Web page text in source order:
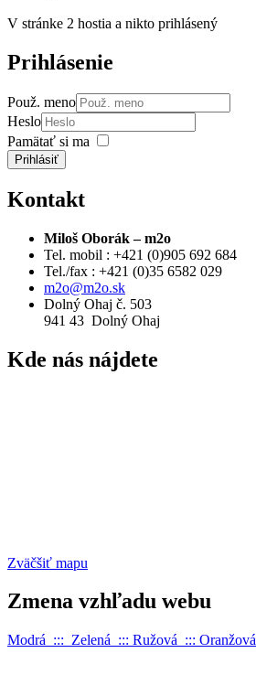
V stránke 2 hostia a nikto prihlásený
Prihlásenie
Použ. meno
Heslo
Pamätať si ma
Prihlásiť
Kontakt
Miloš Oborák – m2o
Tel. mobil : +421 (0)905 692 684
Tel./fax : +421 (0)35 6582 029
m2o@m2o.sk
Dolný Ohaj č. 503
941 43 Dolný Ohaj
Kde nás nájdete
Zväčšiť mapu
Zmena vzhľadu webu
Modrá ::: Zelená ::: Ružová ::: Oranžová